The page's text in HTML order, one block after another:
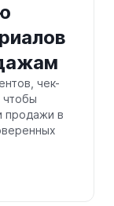
чек-
чтобы
продажи в